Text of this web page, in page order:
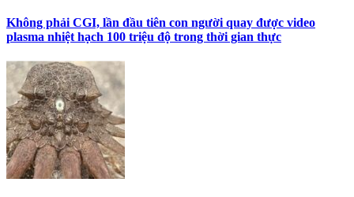
Không phải CGI, lần đầu tiên con người quay được video
plasma nhiệt hạch 100 triệu độ trong thời gian thực